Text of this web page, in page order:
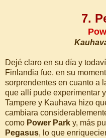
7.
Dejé claro en su día y
Finlandia fue, en su
sorprendentes en cuanto a
que allí pude experimentar
Tampere y Kauhava hizo
cambiara
como Power Park y, más
Pegasus, lo que